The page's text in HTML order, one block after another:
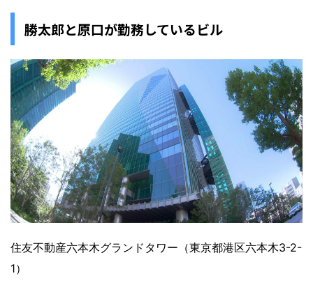
勝太郎と原口が勤務しているビル
住友不動産六本木グランドタワー（東京都港区六本木3-2-
1）